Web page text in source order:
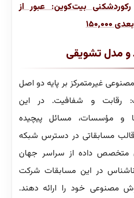
رکوردشکنی بیت‌کوین: عبور از
و مدل تشویقی
غیرمتمرکز بر پایه دو اصل
رقابت و شفافیت. در این
و مؤسسات، مسائل پیچیده
مسابقاتی در دسترس شبکه
متخصص داده از سراسر جهان
در این مسابقات شرکت
مصنوعی خود را ارائه دهند.